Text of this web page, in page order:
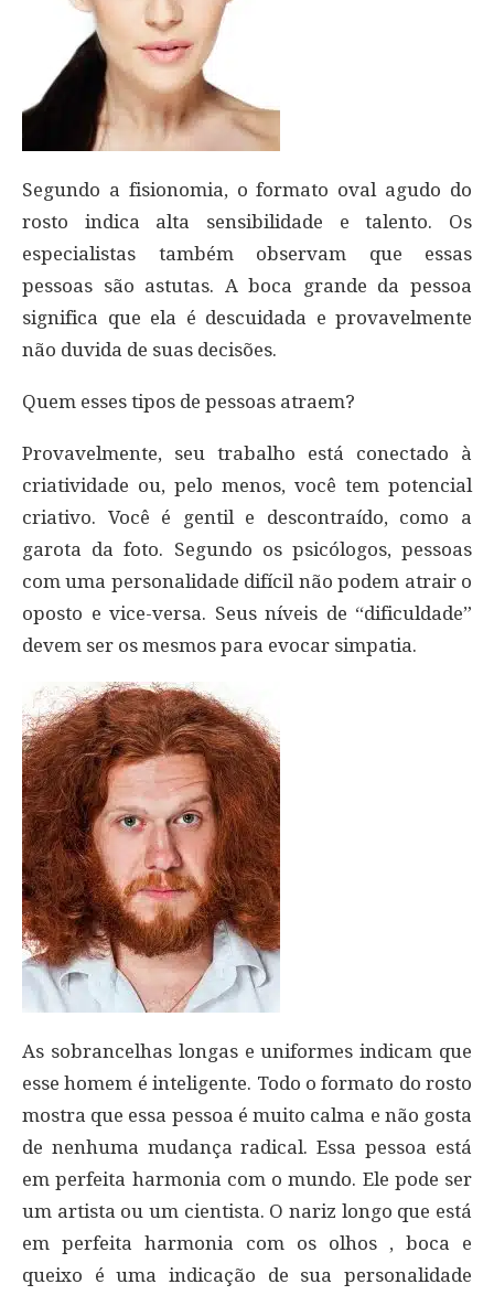
Segundo a fisionomia, o formato oval agudo do
rosto indica alta sensibilidade e talento. Os
especialistas também observam que essas
pessoas são astutas. A boca grande da pessoa
significa que ela é descuidada e provavelmente
não duvida de suas decisões.
Quem esses tipos de pessoas atraem?
Provavelmente, seu trabalho está conectado à
criatividade ou, pelo menos, você tem potencial
criativo. Você é gentil e descontraído, como a
garota da foto. Segundo os psicólogos, pessoas
com uma personalidade difícil não podem atrair o
oposto e vice-versa. Seus níveis de “dificuldade”
devem ser os mesmos para evocar simpatia.
As sobrancelhas longas e uniformes indicam que
esse homem é inteligente. Todo o formato do rosto
mostra que essa pessoa é muito calma e não gosta
de nenhuma mudança radical. Essa pessoa está
em perfeita harmonia com o mundo. Ele pode ser
um artista ou um cientista. O nariz longo que está
em perfeita harmonia com os olhos , boca e
queixo é uma indicação de sua personalidade